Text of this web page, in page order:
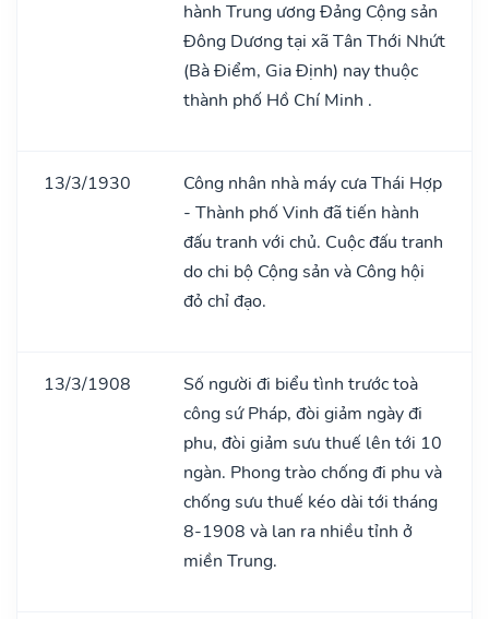
hành Trung ương Đảng Cộng sản
Đông Dương tại xã Tân Thới Nhứt
(Bà Điểm, Gia Định) nay thuộc
thành phố Hồ Chí Minh .
13/3/1930
Công nhân nhà máy cưa Thái Hợp
- Thành phố Vinh đã tiến hành
đấu tranh với chủ. Cuộc đấu tranh
do chi bộ Cộng sản và Công hội
đỏ chỉ đạo.
13/3/1908
Số người đi biểu tình trước toà
công sứ Pháp, đòi giảm ngày đi
phu, đòi giảm sưu thuế lên tới 10
ngàn. Phong trào chống đi phu và
chống sưu thuế kéo dài tới tháng
8-1908 và lan ra nhiều tỉnh ở
miền Trung.